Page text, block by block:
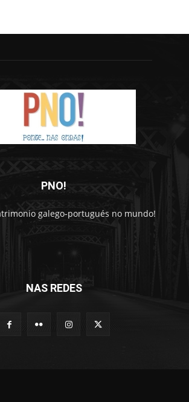
PNO!
galego-portugués no mundo!
NAS REDES